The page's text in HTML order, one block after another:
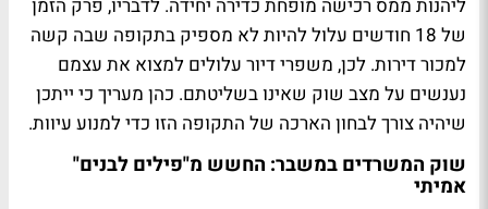
ליהנות ממס רכישה מופחת כדירה יחידה. לדבריו, פרק הזמן
של 18 חודשים עלול להיות לא מספיק בתקופה שבה קשה
למכור דירות. לכן, משפרי דיור עלולים למצוא את עצמם
נענשים על מצב שוק שאינו בשליטתם. כהן מעריך כי ייתכן
שיהיה צורך לבחון הארכה של התקופה הזו כדי למנוע עיוות.
שוק המשרדים במשבר: החשש מ"פילים לבנים"
אמיתי